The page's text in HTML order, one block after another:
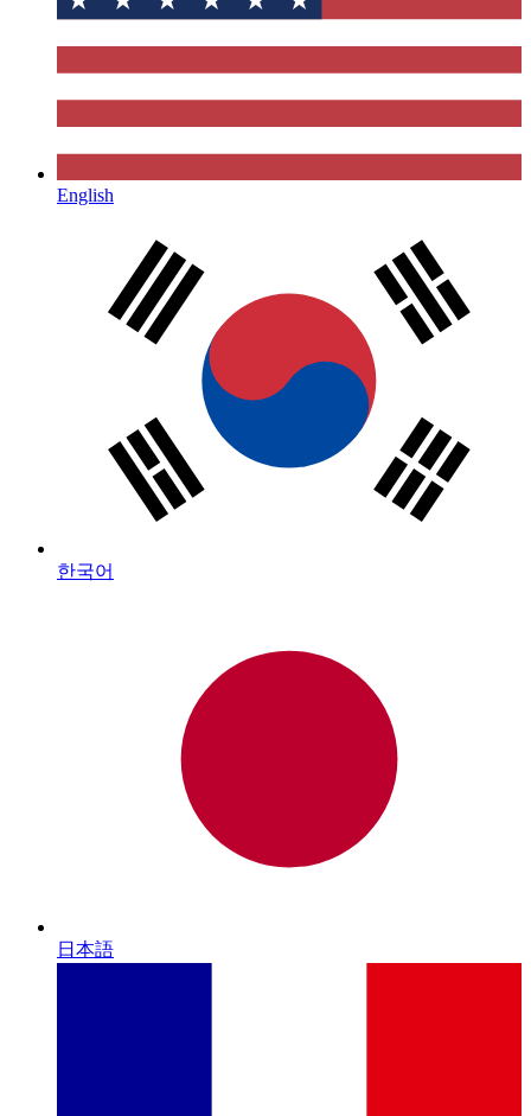
English
한국어
日本語